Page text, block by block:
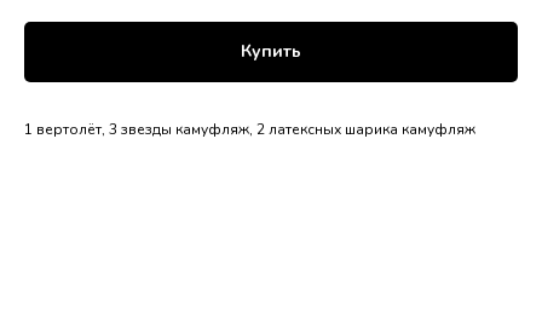
Купить
1 вертолёт, 3 звезды камуфляж, 2 латексных шарика камуфляж